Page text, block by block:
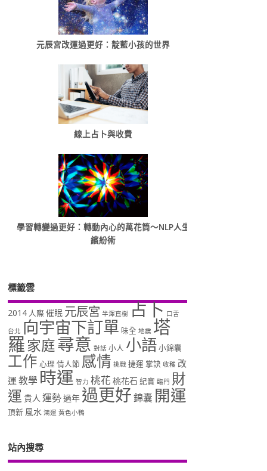
元辰宮改運過更好：靛藍小孩的世界
線上占卜與收費
學習轉變過更好：轉動內心的萬花筒～NLP人生
繽紛術
標籤雲
2014 人際 催眠 元辰宮 半澤直樹 占卜 口舌
台北 向宇宙下訂單 味全 地震 塔
羅家庭尋意 對話 小人 小語 小錦囊
工作 心理 情人節 感情 挑戰 捷運 掌訣 收穫 改
運 教學 時運 智力 桃花 桃花石 紀實 臨門 財
運 貴人 運勢過年 過更好錦囊 開運
頂新 風水 鴻運 黃色小鴨
站內搜尋